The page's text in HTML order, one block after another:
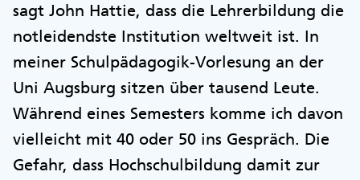
sagt John Hattie, dass die Lehrerbildung die
notleidendste Institution weltweit ist. In
meiner Schulpädagogik-Vorlesung an der
Uni Augsburg sitzen über tausend Leute.
Während eines Semesters komme ich davon
vielleicht mit 40 oder 50 ins Gespräch. Die
Gefahr, dass Hochschulbildung damit zur